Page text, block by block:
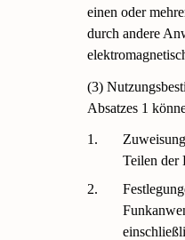
einen oder
durch andere
(3)
Absatzes 1
1.
Teilen der
2.